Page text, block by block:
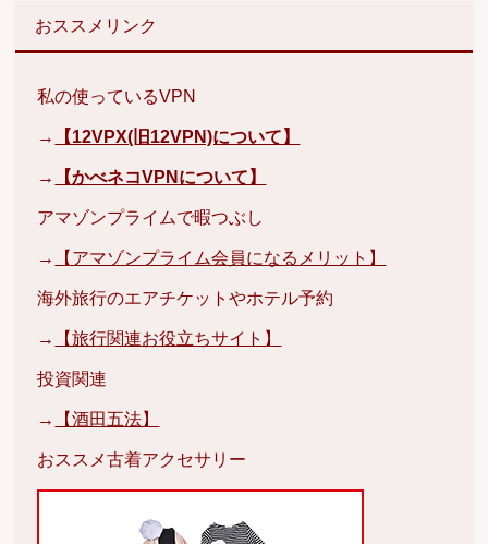
おススメリンク
私の使っているVPN
→ 【12VPX(旧12VPN)について】
→ 【かべネコVPNについて】
アマゾンプライムで暇つぶし
→ 【アマゾンプライム会員になるメリット】
海外旅行のエアチケットやホテル予約
→ 【旅行関連お役立ちサイト】
投資関連
→ 【酒田五法】
おススメ古着アクセサリー